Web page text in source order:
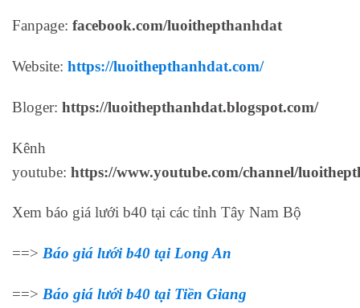
Fanpage: facebook.com/luoithepthanhdat
Website: https://luoithepthanhdat.com/
Bloger: https://luoithepthanhdat.blogspot.com/
Kênh
youtube: https://www.youtube.com/channel/
Xem báo giá lưới b40 tại các tỉnh Tây Nam Bộ
==> Báo giá lưới b40 tại Long An
==> Báo giá lưới b40 tại Tiền Giang